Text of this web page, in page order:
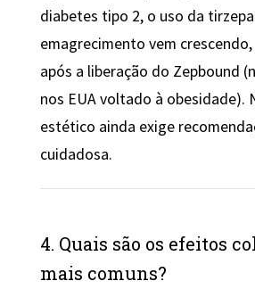
diabetes tipo 2, o uso da
emagrecimento vem
após a liberação do Zepbound
nos EUA voltado à obesidade).
estético ainda exige
cuidadosa.
4. Quais são os efeitos
mais comuns?